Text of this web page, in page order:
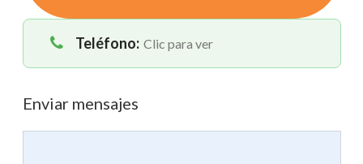
Teléfono: Clic para ver
Enviar mensajes